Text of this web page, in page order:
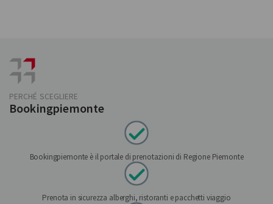
PERCHÉ SCEGLIERE
Bookingpiemonte
Bookingpiemonte è il portale di prenotazioni di Regione Piemonte
Prenota in sicurezza alberghi, ristoranti e pacchetti viaggio